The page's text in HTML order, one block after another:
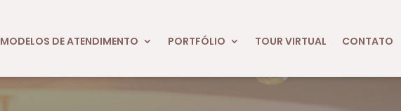
MODELOS DE ATENDIMENTO PORTFÓLIO TOUR VIRTUAL CONTATO